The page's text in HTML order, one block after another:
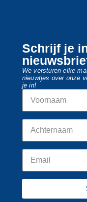
Schrijf je
We versturen elke
nieuwtjes over onze
je in!